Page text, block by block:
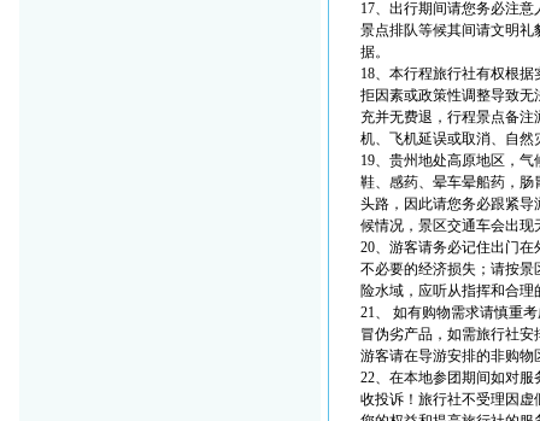
17、出行期间请您务必注
景点排队等候其间请文明
据。
18、本行程旅行社有权根
拒因素或政策性调整导致
充并无费退，行程景点备
机、飞机延误或取消、自
19、贵州地处高原地区，
鞋、感药、晕车晕船药，
头路，因此请您务必跟紧
候情况，景区交通车会出
20、游客请务必记住出门
不必要的经济损失；请按
险水域，应听从指挥和合
21、 如有购物需求请慎重
冒伪劣产品，如需旅行社
游客请在导游安排的非购物
22、在本地参团期间如对
收投诉！旅行社不受理因